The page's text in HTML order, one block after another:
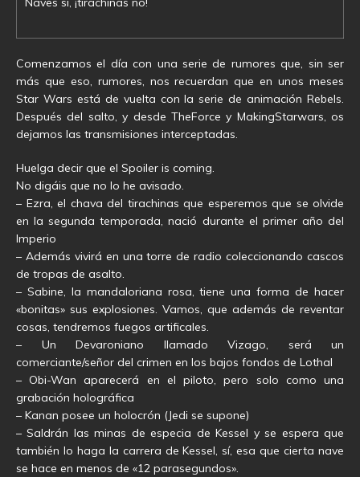
Comenzamos el día con una serie de rumores que, sin ser
más que eso, rumores, nos recuerdan que en unos meses
Star Wars está de vuelta con la serie de animación Rebels.
Después del salto, y desde TheForce y MakingStarwars, os
dejamos las transmisiones interceptadas.
Huelga decir que el Spoiler is coming.
No digáis que no lo he avisado.
– Ezra, el chava del tirachinas que esperemos que se olvide
en la segunda temporada, nació durante el primer año del
Imperio
– Además vivirá en una torre de radio coleccionando cascos
de tropas de asalto.
– Sabine, la mandaloriana rosa, tiene una forma de hacer
«bonitas» sus explosiones. Vamos, que además de reventar
cosas, tendremos fuegos artificales.
– Un Devaroniano llamado Vizago, será un
comerciante/señor del crimen en los bajos fondos de Lothal
– Obi-Wan aparecerá en el piloto, pero solo como una
grabación holográfica
– Kanan posee un holocrón (Jedi se supone)
– Saldrán las minas de especia de Kessel y se espera que
también lo haga la carrera de Kessel, sí, esa que cierta nave
se hace en menos de «12 parasegundos».